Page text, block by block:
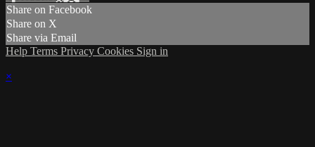
Share on Facebook
Share on X
Share via Email
Help Terms Privacy Cookies Sign in
×